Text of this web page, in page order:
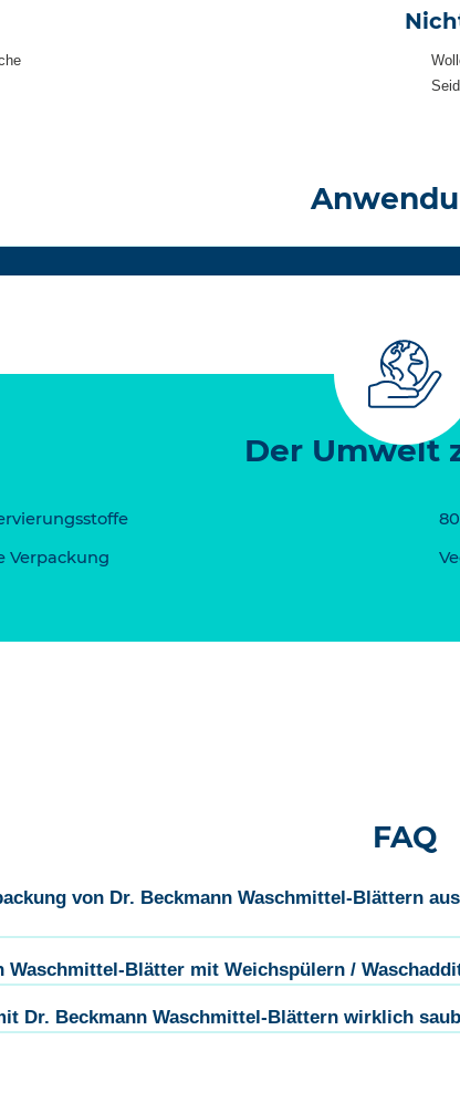
Der Umwelt
Verpackung
FAQ
von Dr. Beckmann Waschmittel-Blättern
Waschmittel-Blätter mit Weichspülern /
Dr. Beckmann Waschmittel-Blättern wirklich